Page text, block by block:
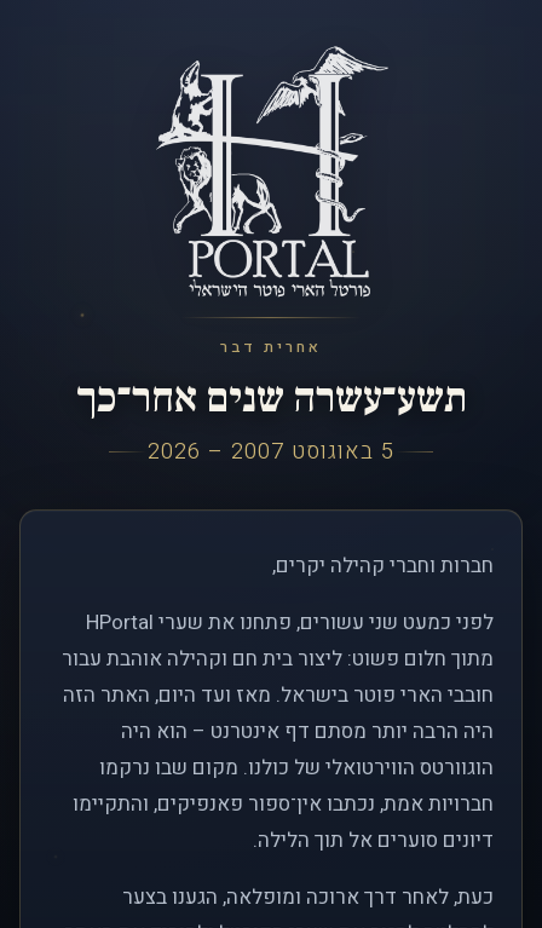
אחרית דבר
תשע־עשרה שנים אחר־כך
5 באוגוסט 2007 – 2026
חברות וחברי קהילה יקרים,
לפני כמעט שני עשורים, פתחנו את שערי HPortal
מתוך חלום פשוט: ליצור בית חם וקהילה אוהבת עבור
חובבי הארי פוטר בישראל. מאז ועד היום, האתר הזה
היה הרבה יותר מסתם דף אינטרנט – הוא היה
הוגוורטס הווירטואלי של כולנו. מקום שבו נרקמו
חברויות אמת, נכתבו אין־ספור פאנפיקים, והתקיימו
דיונים סוערים אל תוך הלילה.
כעת, לאחר דרך ארוכה ומופלאה, הגענו בצער